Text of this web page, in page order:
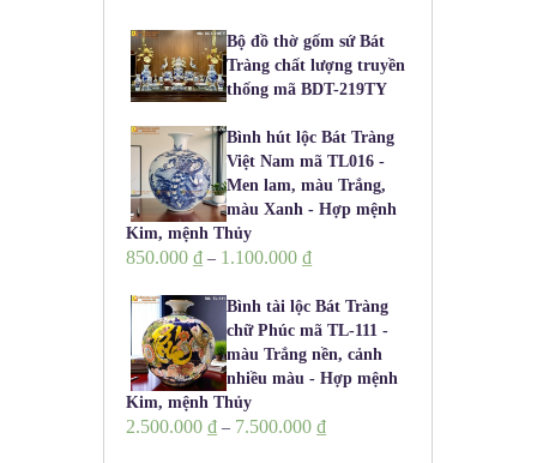
Bộ đồ thờ gốm sứ Bát
Tràng chất lượng truyền
thống mã BDT-219TY
Bình hút lộc Bát Tràng
Việt Nam mã TL016 -
Men lam, màu Trắng,
màu Xanh - Hợp mệnh
Kim, mệnh Thủy
850.000₫ – 1.100.000₫
Bình tài lộc Bát Tràng
chữ Phúc mã TL-111 -
màu Trắng nền, cảnh
nhiều màu - Hợp mệnh
Kim, mệnh Thủy
2.500.000₫ – 7.500.000₫